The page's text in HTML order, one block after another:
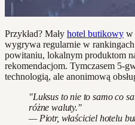
Przykład? Mały hotel butikowy w
wygrywa regularnie w
powitaniu, lokalnym produktom
rekomendacjom. Tymczasem 5-
technologią, ale anonimową
"Luksus to nie to samo co
różne waluty."
— Piotr, właściciel hotelu